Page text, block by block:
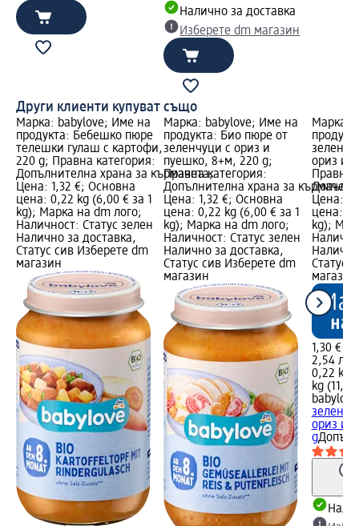
Налично за доставка
Изберете dm магазин
Други клиенти купуват също
Марка: babylove; Име на
продукта: Бебешко пюре
телешки гулаш с картофи,
220 g; Правна категория:
Допълнителна храна за кърмачета;
Цена: 1,32 €; Основна
цена: 0,22 kg (6,00 € за 1
kg); Марка на dm лого;
Наличност: Статус зелен
Налично за доставка,
Статус сив Изберете dm
магазин
Марка: babylove; Име на
продукта: Био пюре от
зеленчуци с ориз и
пуешко, 8+м, 220 g;
Правна категория:
Допълнителна храна за
Цена: 1,32 €; Основна
цена: 0,22 kg (6,00 € за 1
kg); Марка на dm лого;
Наличност: Статус зелен
Налично за доставка,
Статус сив Изберете dm
магазин
Марка:
ориз и
Правна
Цена:
цена:
kg);
Статус
магазин
1,30 €
2,54 лв.
0,22 kg
kg
babylove
ориз и
g